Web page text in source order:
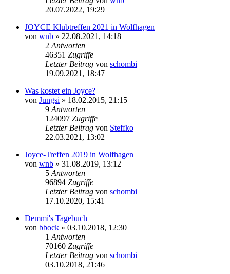
20.07.2022, 19:29
JOYCE Klubtreffen 2021 in Wolfhagen
von wnb » 22.08.2021, 14:18
2 Antworten
46351 Zugriffe
Letzter Beitrag von schombi
19.09.2021, 18:47
Was kostet ein Joyce?
von Jungsi » 18.02.2015, 21:15
9 Antworten
124097 Zugriffe
Letzter Beitrag von Steffko
22.03.2021, 13:02
Joyce-Treffen 2019 in Wolfhagen
von wnb » 31.08.2019, 13:12
5 Antworten
96894 Zugriffe
Letzter Beitrag von schombi
17.10.2020, 15:41
Demmi's Tagebuch
von bbock » 03.10.2018, 12:30
1 Antworten
70160 Zugriffe
Letzter Beitrag von schombi
03.10.2018, 21:46